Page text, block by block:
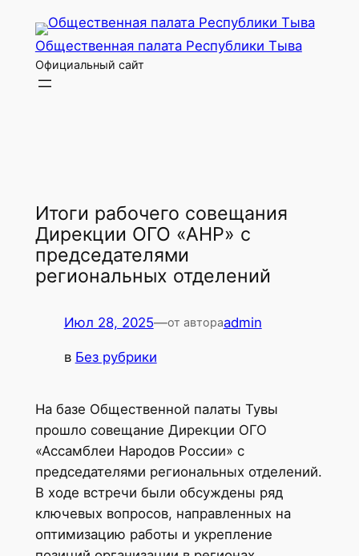
Перейти
содержимому
Общественная палата Республики Тыва
Официальный сайт
Итоги рабочего совещания
Дирекции ОГО «АНР» с
председателями
региональных отделений
Июл 28, 2025—от автораadmin
в Без рубрики
На базе Общественной палаты Тувы
прошло совещание Дирекции ОГО
«Ассамблеи Народов России» с
председателями региональных отделений.
В ходе встречи были обсуждены ряд
ключевых вопросов, направленных на
оптимизацию работы и укрепление